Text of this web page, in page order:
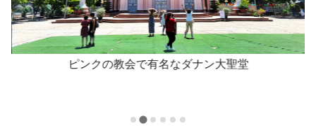
ピンクの教会で有名なダナン大聖堂